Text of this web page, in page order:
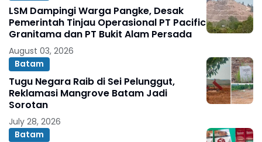
LSM Dampingi Warga Pangke, Desak
Pemerintah Tinjau Operasional PT Pacific
Granitama dan PT Bukit Alam Persada
August 03, 2026
Batam
Tugu Negara Raib di Sei Pelunggut,
Reklamasi Mangrove Batam Jadi
Sorotan
July 28, 2026
Batam